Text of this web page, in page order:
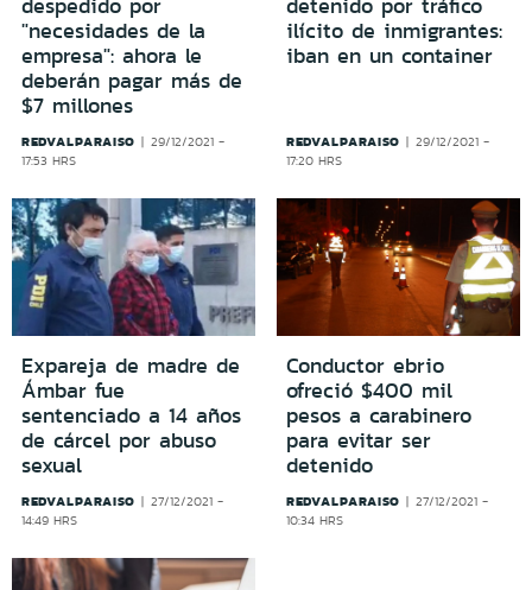
despedido por
"necesidades de la
empresa": ahora le
deberán pagar más de
$7 millones
REDVALPARAISO
29/12/2021 -
17:53 HRS
detenido por tráfico
ilícito de inmigrantes:
iban en un container
REDVALPARAISO
29/12/2021 -
17:20 HRS
Expareja de madre de
Ámbar fue
sentenciado a 14 años
de cárcel por abuso
sexual
REDVALPARAISO
27/12/2021 -
14:49 HRS
Conductor ebrio
ofreció $400 mil
pesos a carabinero
para evitar ser
detenido
REDVALPARAISO
27/12/2021 -
10:34 HRS